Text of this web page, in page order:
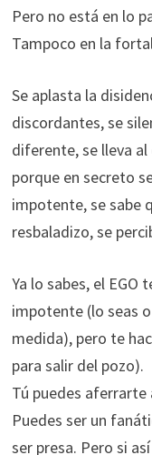
Pero no está en lo
Tampoco en la
Se aplasta la
discordantes, se
diferente, se lleva
porque en secreto
impotente, se sabe
resbaladizo, se
Ya lo sabes, el
impotente (lo seas
medida), pero te
para salir del pozo).
Tú puedes aferrarte
Puedes ser un
ser presa. Pero si